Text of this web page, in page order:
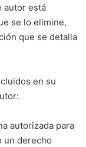
autor está
se lo elimine,
que se detalla
en su
autorizada para
un derecho